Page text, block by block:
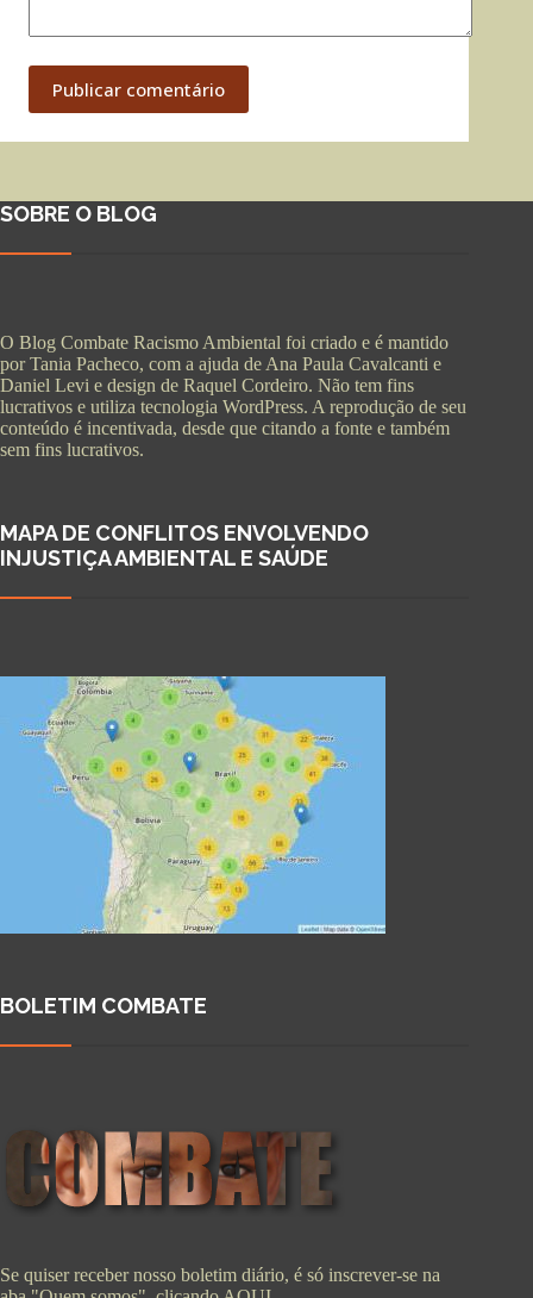
Publicar comentário
SOBRE O BLOG
O Blog Combate Racismo Ambiental foi criado e é mantido
por Tania Pacheco, com a ajuda de Ana Paula Cavalcanti e
Daniel Levi e design de Raquel Cordeiro. Não tem fins
lucrativos e utiliza tecnologia WordPress. A reprodução de seu
conteúdo é incentivada, desde que citando a fonte e também
sem fins lucrativos.
MAPA DE CONFLITOS ENVOLVENDO
INJUSTIÇA AMBIENTAL E SAÚDE
BOLETIM COMBATE
Se quiser receber nosso boletim diário, é só inscrever-se na